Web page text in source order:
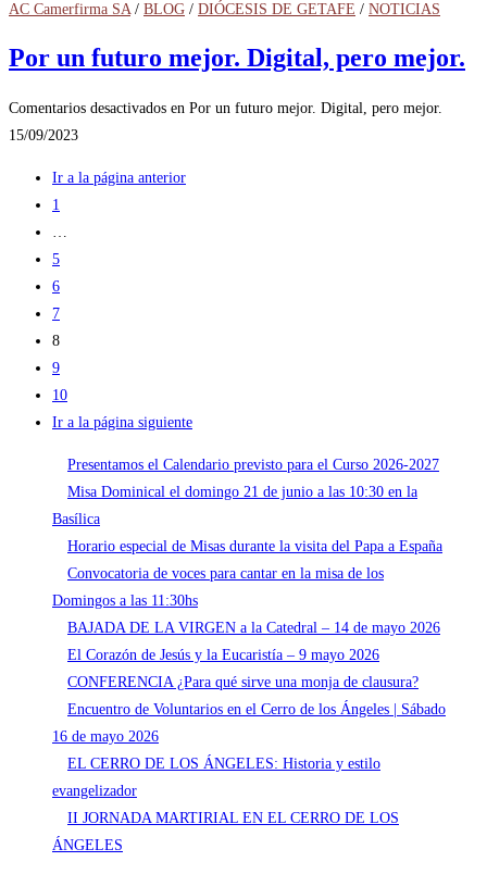
AC Camerfirma SA / BLOG / DIÓCESIS DE GETAFE / NOTICIAS
Por un futuro mejor. Digital, pero mejor.
Comentarios desactivados en Por un futuro mejor. Digital, pero mejor.
15/09/2023
Ir a la página anterior
1
5
6
7
8
9
10
Ir a la página siguiente
Presentamos el Calendario previsto para el Curso 2026-2027
Misa Dominical el domingo 21 de junio a las 10:30 en la
Basílica
Horario especial de Misas durante la visita del Papa a España
Convocatoria de voces para cantar en la misa de los
Domingos a las 11:30hs
BAJADA DE LA VIRGEN a la Catedral – 14 de mayo 2026
El Corazón de Jesús y la Eucaristía – 9 mayo 2026
CONFERENCIA ¿Para qué sirve una monja de clausura?
Encuentro de Voluntarios en el Cerro de los Ángeles | Sábado
16 de mayo 2026
EL CERRO DE LOS ÁNGELES: Historia y estilo
evangelizador
II JORNADA MARTIRIAL EN EL CERRO DE LOS
ÁNGELES